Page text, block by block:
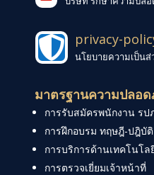
 privacy-
นโยบายความเป็นส่
มาตรฐานความปลอ
การรับสมัครพนักงาน รป
การฝึกอบรม ทฤษฎี-ปฎิบัติ
การบริการด้านเทคโนโล
การตรวจเยี่ยมเจ้าหน้าที่